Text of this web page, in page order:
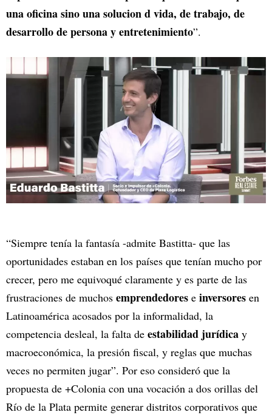
una oficina sino una solucion d vida, de trabajo, de
desarrollo de persona y entretenimiento”.
“Siempre tenía la fantasía -admite Bastitta- que las
oportunidades estaban en los países que tenían mucho por
crecer, pero me equivoqué claramente y es parte de las
frustraciones de muchos emprendedores e inversores en
Latinoamérica acosados por la informalidad, la
competencia desleal, la falta de estabilidad jurídica y
macroeconómica, la presión fiscal, y reglas que muchas
veces no permiten jugar”. Por eso consideró que la
propuesta de +Colonia con una vocación a dos orillas del
Río de la Plata permite generar distritos corporativos que